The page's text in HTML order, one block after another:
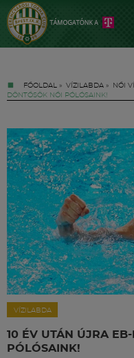
FŐOLDAL » VÍZILABDA » NŐI
DÖNTŐSÖK NŐI PÓLÓSAINK!
VÍZILABDA
10 ÉV UTÁN ÚJRA
PÓLÓSAINK!
Jegyek
FM YouTube +
Hírek
Labdarúgás